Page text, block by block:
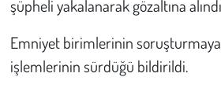
şüpheli yakalanarak gözaltına
Emniyet birimlerinin
işlemlerinin sürdüğü bildirildi.